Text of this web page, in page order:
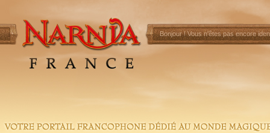
Bonjour !Vous n'êtes pas encore